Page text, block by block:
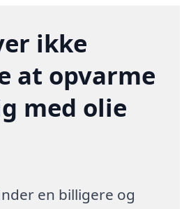
ikke
at opvarme
med olie
en billigere og